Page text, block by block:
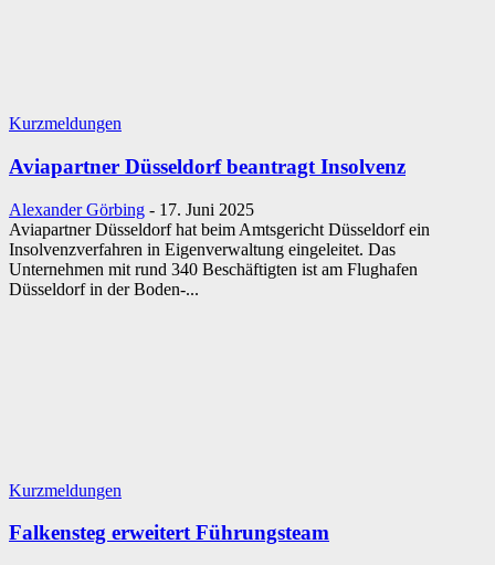
Kurzmeldungen
Aviapartner Düsseldorf beantragt Insolvenz
Alexander Görbing - 17. Juni 2025
Aviapartner Düsseldorf hat beim Amtsgericht Düsseldorf ein
Insolvenzverfahren in Eigenverwaltung eingeleitet. Das
Unternehmen mit rund 340 Beschäftigten ist am Flughafen
Düsseldorf in der Boden-...
Kurzmeldungen
Falkensteg erweitert Führungsteam